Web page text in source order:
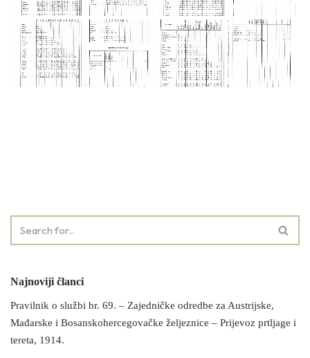
Najnoviji članci
Pravilnik o službi br. 69. – Zajedničke odredbe za Austrijske,
Mađarske i Bosanskohercegovačke željeznice – Prijevoz prtljage i
tereta, 1914.